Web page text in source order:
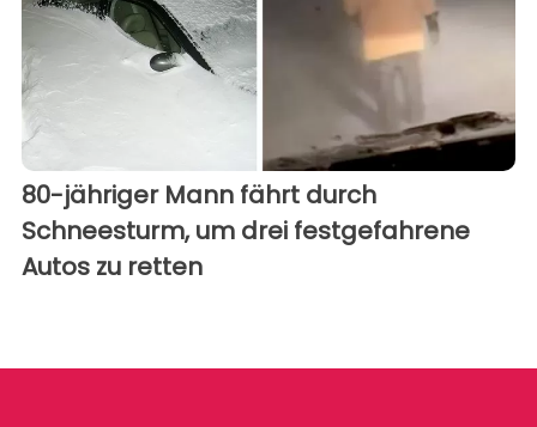
80-jähriger Mann fährt durch
Schneesturm, um drei festgefahrene
Autos zu retten